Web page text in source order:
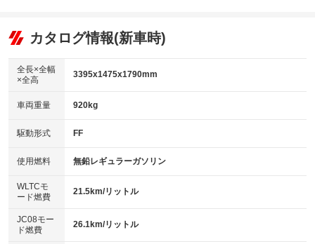
リフトアップ
：装備なし
：装備なし
パワーウィンドウ
アイドリングストップ
：装備なし
USB入力端子
：装備なし
100V電源
：装備なし
センターデフロック
：装備なし
電動格納ミラー
：装備あり
ビジュアル
：装備なし
：装備あり
革シート
キーレス
HID(キセノンライト)
：装備なし
バックカメラ
：装備なし
エアロ
：装備なし
：装備なし
パワーシート
カタログ情報(新車時)
全長×全幅
×全高
3395x1475x1790mm
車両重量 920kg
駆動形式 FF
使用燃料 無鉛レギュラーガソリン
WLTCモ
ード燃費
21.5km/リットル
JC08モー
ド燃費
26.1km/リットル